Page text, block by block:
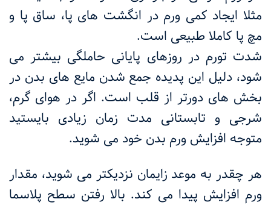
مثلا ایجاد کمی ورم در انگشت های پا، ساق پا و
مچ پا کاملا طبیعی است.
شدت تورم در روزهای پایانی حاملگی بیشتر می
شود، دلیل این پدیده جمع شدن مایع های بدن در
بخش های دورتر از قلب است. اگر در هوای گرم،
شرجی و تابستانی مدت زمان زیادی بایستید
متوجه افزایش ورم بدن خود می شوید.
هر چقدر به موعد زایمان نزدیکتر می شوید، مقدار
ورم افزایش پیدا می کند. بالا رفتن سطح پلاسما